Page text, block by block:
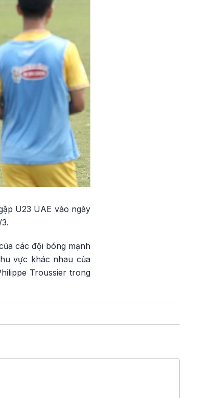
U23 UAE vào ngày
các đội bóng mạnh
vực khác nhau của
Troussier trong